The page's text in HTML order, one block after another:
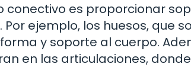
conectivo es proporcionar
ejemplo, los huesos, que
y soporte al cuerpo.
en las articulaciones,